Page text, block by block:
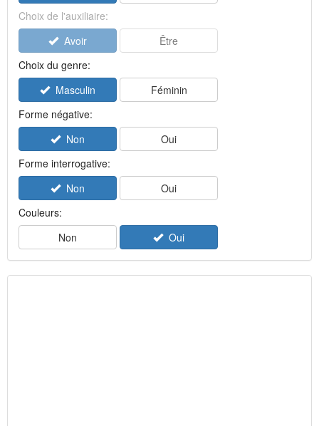
Choix de l'auxiliaire:
Avoir
Être
Choix du genre:
Masculin
Féminin
Forme négative:
Non
Oui
Forme interrogative:
Non
Oui
Couleurs:
Non
Oui